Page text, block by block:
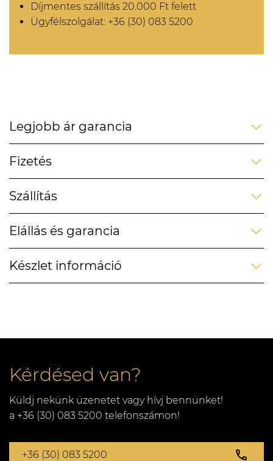
Díjmentes szállítás 20.000 Ft felett
Ügyfélszolgálat: +36 (30) 083 5200
Legjobb ár garancia
Fizetés
Szállítás
Elállás és garancia
Készlet információ
Kérdésed van?
Küldj nekünk üzenetet vagy hívj bennünket!
a +36 (30) 083 5200 telefonszámon!
+36 (30) 083 5200